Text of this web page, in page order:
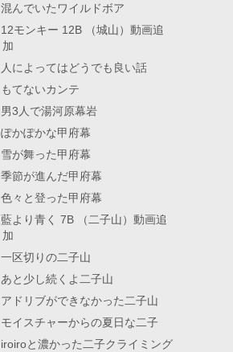
混んでいたワイルドボア
12モンキー 12B （城山）動画追
加
人によってはどうでも良い話
もてないカンテ
男3人で湯河原幕岩
ぽかぽかな甲府幕
雪が舞った甲府幕
季節が進んだ甲府幕
色々と登った甲府幕
藍より青く 7B （二子山）動画追
加
一区切りの二子山
あと少し続くよ二子山
アドリブができなかった二子山
モイスチャーからの夏日な二子
iroiroと濃かった二子クライミング